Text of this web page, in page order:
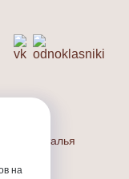
Наталья
на